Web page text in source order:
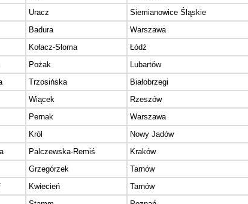
Uracz
Siemianowice Śląskie
Badura
Warszawa
Kołacz-Słoma Łódź
Pożak
Lubartów
Trzosińska
Białobrzegi
Wiącek Rzeszów
Pernak Warszawa
Król Nowy Jadów
Palczewska-Remiś Kraków
Grzegórzek Tarnów
Kwiecień Tarnów